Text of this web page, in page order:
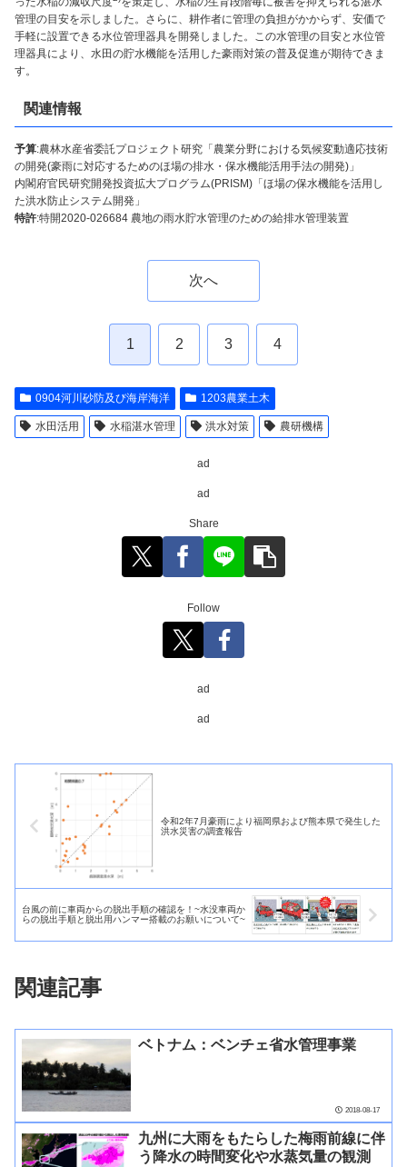
管理の目安を示しました。さらに、耕作者に管理の負担がかからず、安価で
手軽に設置できる水位管理器具を開発しました。この水管理の目安と水位管
理器具により、水田の貯水機能を活用した豪雨対策の普及促進が期待できま
す。
関連情報
予算:農林水産省委託プロジェクト研究「農業分野における気候変動適応技術
の開発(豪雨に対応するためのほ場の排水・保水機能活用手法の開発)」
内閣府官民研究開発投資拡大プログラム(PRISM)「ほ場の保水機能を活用し
た洪水防止システム開発」
特許:特開2020-026684 農地の雨水貯水管理のための給排水管理装置
次へ
1 2 3 4
0904河川砂防及び海岸海洋 1203農業土木
水田活用 水稲湛水管理 洪水対策 農研機構
ad
ad
Share
Follow
ad
ad
令和2年7月豪雨により福岡県および熊本県で発生した
洪水災害の調査報告
台風の前に車両からの脱出手順の確認を！~水没車両か
らの脱出手順と脱出用ハンマー搭載のお願いについて~
関連記事
ベトナム：ベンチェ省水管理事業
2018-08-17
九州に大雨をもたらした梅雨前線に伴
う降水の時間変化や水蒸気量の観測